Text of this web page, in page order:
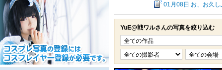
01月08日 お、お久し
YuE@戦ワルさんの写真を絞り込む